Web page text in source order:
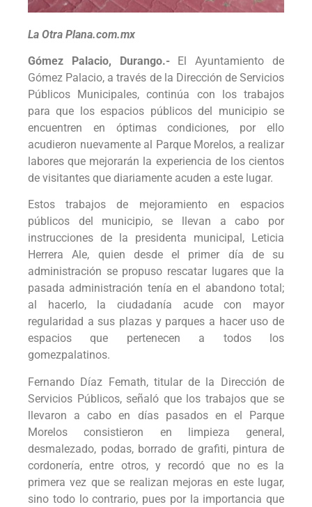
La Otra Plana.com.mx
Gómez Palacio, Durango.- El Ayuntamiento de
Gómez Palacio, a través de la Dirección de Servicios
Públicos Municipales, continúa con los trabajos
para que los espacios públicos del municipio se
encuentren en óptimas condiciones, por ello
acudieron nuevamente al Parque Morelos, a realizar
labores que mejorarán la experiencia de los cientos
de visitantes que diariamente acuden a este lugar.
Estos trabajos de mejoramiento en espacios
públicos del municipio, se llevan a cabo por
instrucciones de la presidenta municipal, Leticia
Herrera Ale, quien desde el primer día de su
administración se propuso rescatar lugares que la
pasada administración tenía en el abandono total;
al hacerlo, la ciudadanía acude con mayor
regularidad a sus plazas y parques a hacer uso de
espacios que pertenecen a todos los
gomezpalatinos.
Fernando Díaz Femath, titular de la Dirección de
Servicios Públicos, señaló que los trabajos que se
llevaron a cabo en días pasados en el Parque
Morelos consistieron en limpieza general,
desmalezado, podas, borrado de grafiti, pintura de
cordonería, entre otros, y recordó que no es la
primera vez que se realizan mejoras en este lugar,
sino todo lo contrario, pues por la importancia que